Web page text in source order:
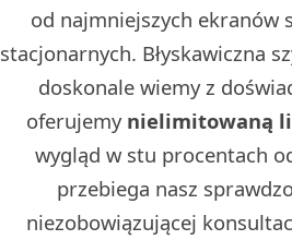
od najmniejszych
stacjonarnych. Błyskawiczna
doskonale wiemy z
oferujemy nielimitowaną
wygląd w stu procentach
przebiega nasz
niezobowiązującej